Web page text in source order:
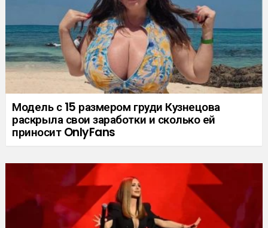
Модель с 15 размером груди Кузнецова
раскрыла свои заработки и сколько ей
приносит OnlyFans